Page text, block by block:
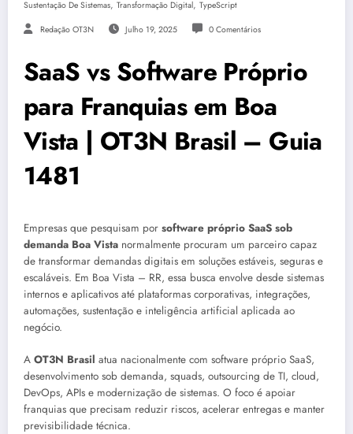
Sustentação De Sistemas, Transformação Digital, TypeScript
Redação OT3N Julho 19, 2025 0 Comentários
SaaS vs Software Próprio
para Franquias em Boa
Vista | OT3N Brasil – Guia
1481
Empresas que pesquisam por software próprio SaaS sob
demanda Boa Vista normalmente procuram um parceiro capaz
de transformar demandas digitais em soluções estáveis, seguras e
escaláveis. Em Boa Vista – RR, essa busca envolve desde sistemas
internos e aplicativos até plataformas corporativas, integrações,
automações, sustentação e inteligência artificial aplicada ao
negócio.
A OT3N Brasil atua nacionalmente com software próprio SaaS,
desenvolvimento sob demanda, squads, outsourcing de TI, cloud,
DevOps, APIs e modernização de sistemas. O foco é apoiar
franquias que precisam reduzir riscos, acelerar entregas e manter
previsibilidade técnica.